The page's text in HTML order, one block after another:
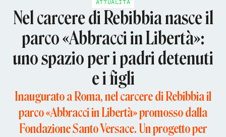
ATTUALITÀ
Nel carcere di Rebibbia nasce il
parco «Abbracci in Libertà»:
uno spazio per i padri detenuti
e i figli
Inaugurato a Roma, nel carcere di Rebibbia il
parco «Abbracci in Libertà» promosso dalla
Fondazione Santo Versace. Un progetto per